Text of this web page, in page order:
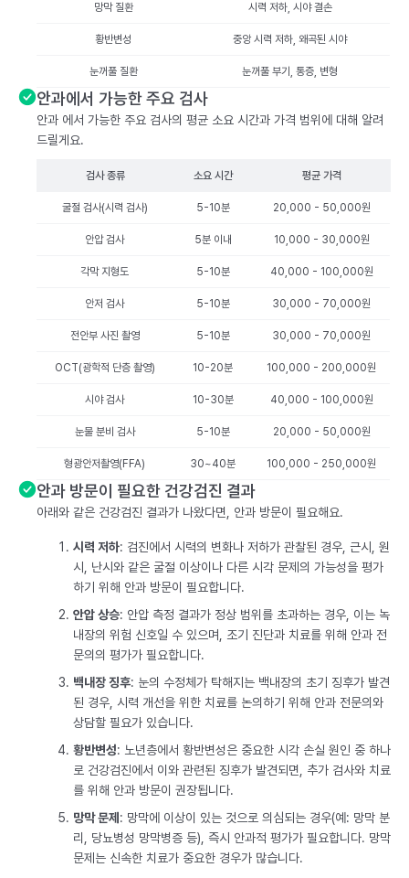
망막 질환 시력 저하, 시야 결손
황반변성 중앙 시력 저하, 왜곡된 시야
눈꺼풀 질환 눈꺼풀 부기, 통증, 변형
안과에서 가능한 주요 검사
안과 에서 가능한 주요 검사의 평균 소요 시간과 가격 범위에 대해 알려
드릴게요.
검사 종류 소요 시간 평균 가격
굴절 검사(시력 검사) 5-10분 20,000 - 50,000원
안압 검사 5분 이내 10,000 - 30,000원
각막 지형도 5-10분 40,000 - 100,000원
안저 검사 5-10분 30,000 - 70,000원
전안부 사진 촬영 5-10분 30,000 - 70,000원
OCT(광학적 단층 촬영) 10-20분 100,000 - 200,000원
시야 검사 10-30분 40,000 - 100,000원
눈물 분비 검사 5-10분 20,000 - 50,000원
형광안저촬영(FFA) 30~40분 100,000 - 250,000원
안과 방문이 필요한 건강검진 결과
아래와 같은 건강검진 결과가 나왔다면, 안과 방문이 필요해요.
시력 저하: 검진에서 시력의 변화나 저하가 관찰된 경우, 근시, 원
시, 난시와 같은 굴절 이상이나 다른 시각 문제의 가능성을 평가
하기 위해 안과 방문이 필요합니다.
안압 상승: 안압 측정 결과가 정상 범위를 초과하는 경우, 이는 녹
내장의 위험 신호일 수 있으며, 조기 진단과 치료를 위해 안과 전
문의의 평가가 필요합니다.
백내장 징후: 눈의 수정체가 탁해지는 백내장의 초기 징후가 발견
된 경우, 시력 개선을 위한 치료를 논의하기 위해 안과 전문의와
상담할 필요가 있습니다.
황반변성: 노년층에서 황반변성은 중요한 시각 손실 원인 중 하나
로 건강검진에서 이와 관련된 징후가 발견되면, 추가 검사와 치료
를 위해 안과 방문이 권장됩니다.
망막 문제 : 망막에 이상이 있는 것으로 의심되는 경우(예: 망막 분
리, 당뇨병성 망막병증 등), 즉시 안과적 평가가 필요합니다. 망막
문제는 신속한 치료가 중요한 경우가 많습니다.